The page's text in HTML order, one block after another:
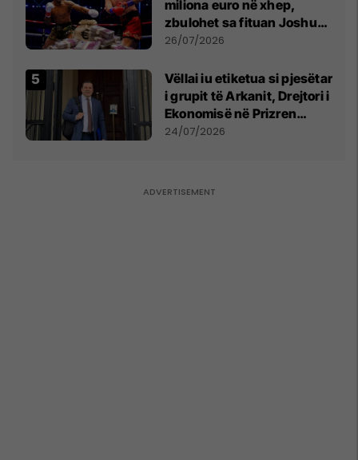
miliona euro në xhep,
zbulohet sa fituan Joshua
e Prenga
26/07/2026
Vëllai iu etiketua si pjesëtar
i grupit të Arkanit, Drejtori i
Ekonomisë në Prizren
mohon pretendimet
24/07/2026